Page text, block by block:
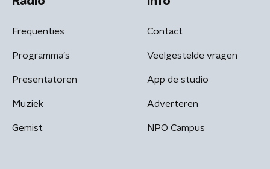
Frequenties
Programma's
Presentatoren
Muziek
Gemist
Contact
Veelgestelde vragen
App de studio
Adverteren
NPO Campus